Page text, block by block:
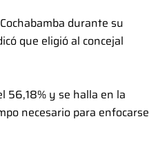
durante su
que eligió al concejal
56,18% y se halla en la
necesario para enfocarse